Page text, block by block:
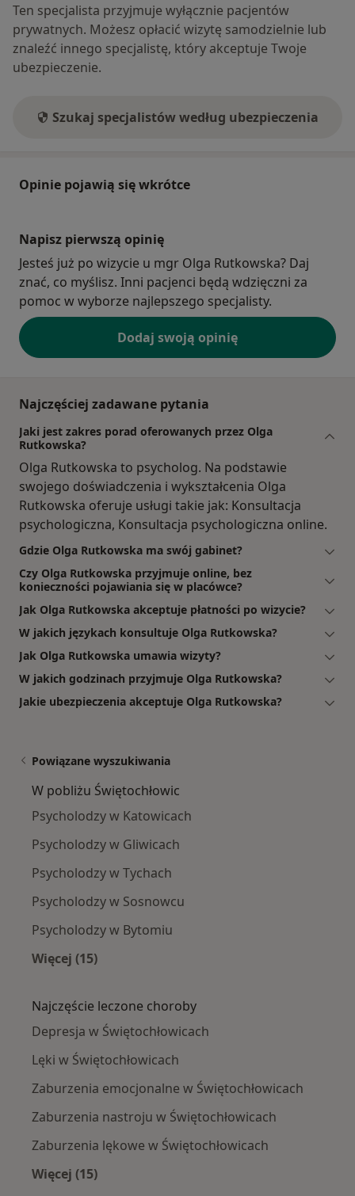
Ten specjalista przyjmuje wyłącznie pacjentów
prywatnych. Możesz opłacić wizytę samodzielnie lub
znaleźć innego specjalistę, który akceptuje Twoje
ubezpieczenie.
Szukaj specjalistów według ubezpieczenia
Opinie pojawią się wkrótce
Napisz pierwszą opinię
Jesteś już po wizycie u mgr Olga Rutkowska? Daj
znać, co myślisz. Inni pacjenci będą wdzięczni za
pomoc w wyborze najlepszego specjalisty.
Dodaj swoją opinię
Najczęściej zadawane pytania
Jaki jest zakres porad oferowanych przez Olga
Rutkowska?
Olga Rutkowska to psycholog. Na podstawie
swojego doświadczenia i wykształcenia Olga
Rutkowska oferuje usługi takie jak: Konsultacja
psychologiczna, Konsultacja psychologiczna online.
Gdzie Olga Rutkowska ma swój gabinet?
Czy Olga Rutkowska przyjmuje online, bez
konieczności pojawiania się w placówce?
Jak Olga Rutkowska akceptuje płatności po wizycie?
W jakich językach konsultuje Olga Rutkowska?
Jak Olga Rutkowska umawia wizyty?
W jakich godzinach przyjmuje Olga Rutkowska?
Jakie ubezpieczenia akceptuje Olga Rutkowska?
Powiązane wyszukiwania
W pobliżu Świętochłowic
Psycholodzy w Katowicach
Psycholodzy w Gliwicach
Psycholodzy w Tychach
Psycholodzy w Sosnowcu
Psycholodzy w Bytomiu
Więcej (15)
Najczęście leczone choroby
Depresja w Świętochłowicach
Lęki w Świętochłowicach
Zaburzenia emocjonalne w Świętochłowicach
Zaburzenia nastroju w Świętochłowicach
Zaburzenia lękowe w Świętochłowicach
Więcej (15)